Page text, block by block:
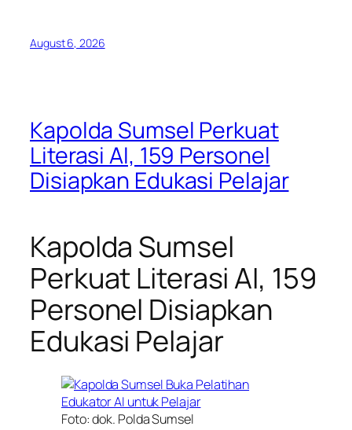
August 6, 2026
Kapolda Sumsel Perkuat
Literasi AI, 159 Personel
Disiapkan Edukasi Pelajar
Kapolda Sumsel
Perkuat Literasi AI, 159
Personel Disiapkan
Edukasi Pelajar
Foto: dok. Polda Sumsel